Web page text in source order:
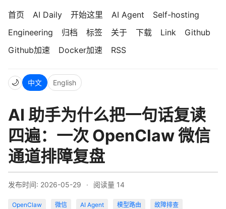
首页 AI Daily 开始这里 AI Agent
Self-hosting
Engineering
归档 标签 关于 下载 Link
Github
Github加速
Docker加速 RSS
🌙 中文 English
AI 助手为什么把一句话复读
四遍：一次 OpenClaw 微信
通道排障复盘
发布时间: 2026-05-29 · 阅读量 14
OpenClaw 微信 AI Agent 模型路由
故障排查